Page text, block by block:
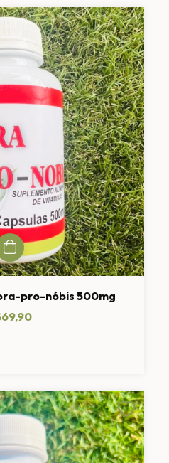
pro-nóbis 500mg